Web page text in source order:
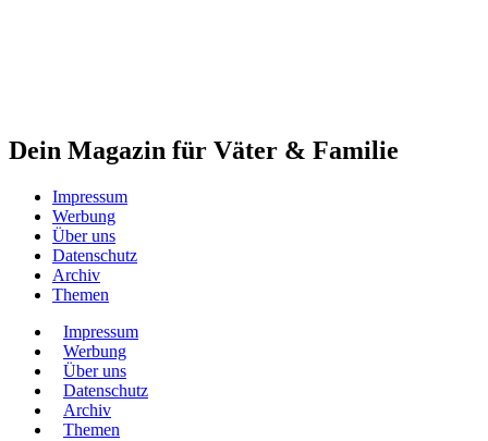
Dein Magazin für Väter & Familie
Impressum
Werbung
Über uns
Datenschutz
Archiv
Themen
Impressum
Werbung
Über uns
Datenschutz
Archiv
Themen